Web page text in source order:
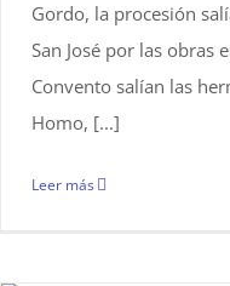
Gordo, la procesión
San José por las obras
Convento salían las
Homo, [...]
Leer más